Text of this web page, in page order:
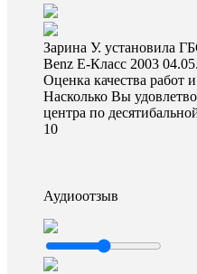
Зарина У. установила
Benz E-Класс 2003
Оценка качества работ
Насколько Вы
центра по
10
Аудиоотзыв